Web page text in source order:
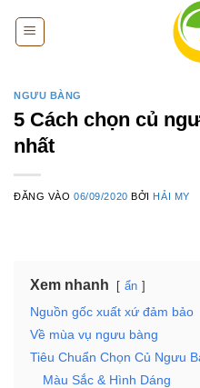
NGƯU BÀNG
5 Cách chọn củ
nhất
ĐĂNG VÀO06/09/2020 BỞI HẢI MY
Xem nhanh ẩn
Nguồn gốc xuất xứ đảm bảo
Về mùa vụ ngưu bàng
Tiêu Chuẩn Chọn Củ Ngưu
Màu Sắc & Hình Dáng